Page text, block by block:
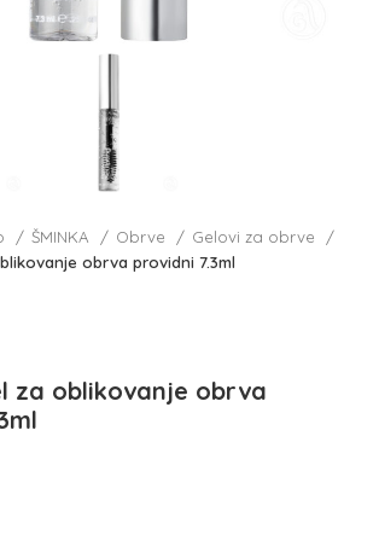
ŠMINKA Obrve
Gelovi za obrve
obrva providni 7.3ml
za oblikovanje obrva